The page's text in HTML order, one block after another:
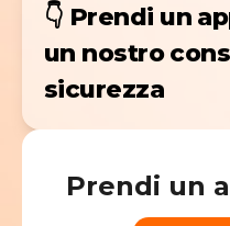
👇 Prendi un
un nostro
sicurezza
Prendi un